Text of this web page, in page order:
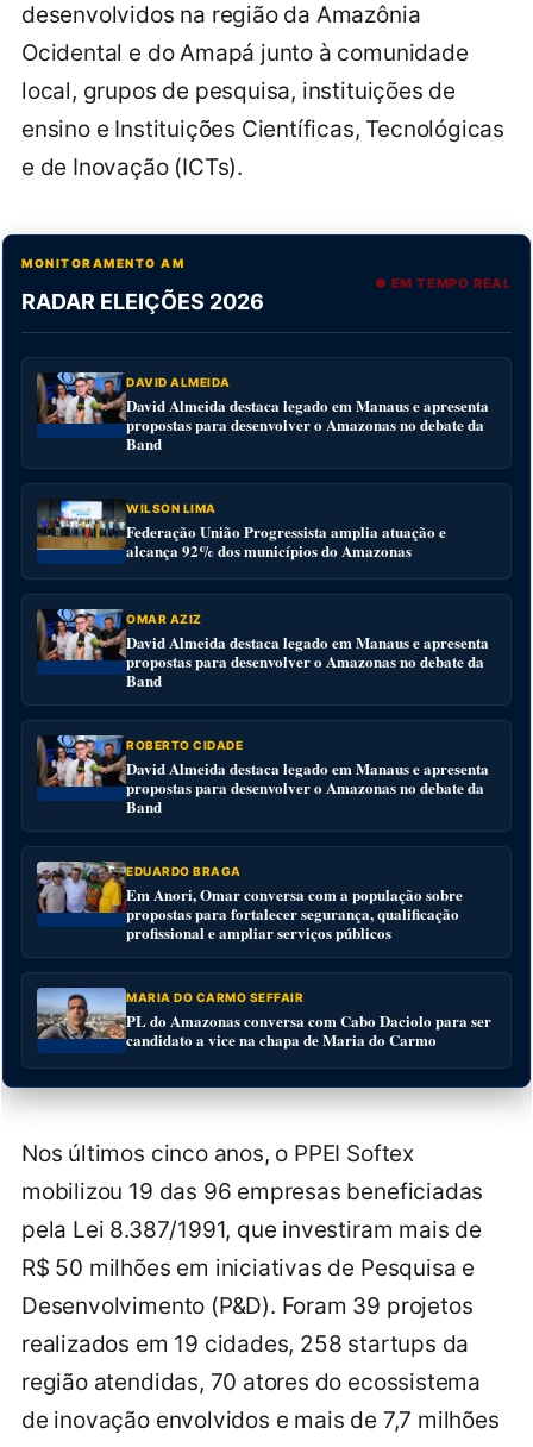
desenvolvidos na região da Amazônia
Ocidental e do Amapá junto à comunidade
local, grupos de pesquisa, instituições de
ensino e Instituições Científicas, Tecnológicas
e de Inovação (ICTs).
MONITORAMENTO AM
RADAR ELEIÇÕES 2026
● EM TEMPO REAL
DAVID ALMEIDA
David Almeida destaca legado em Manaus e apresenta
propostas para desenvolver o Amazonas no debate da
Band
WILSON LIMA
Federação União Progressista amplia atuação e
alcança 92% dos municípios do Amazonas
OMAR AZIZ
David Almeida destaca legado em Manaus e apresenta
propostas para desenvolver o Amazonas no debate da
Band
ROBERTO CIDADE
David Almeida destaca legado em Manaus e apresenta
propostas para desenvolver o Amazonas no debate da
Band
EDUARDO BRAGA
Em Anori, Omar conversa com a população sobre
propostas para fortalecer segurança, qualificação
profissional e ampliar serviços públicos
MARIA DO CARMO SEFFAIR
PL do Amazonas conversa com Cabo Daciolo para ser
candidato a vice na chapa de Maria do Carmo
Nos últimos cinco anos, o PPEI Softex
mobilizou 19 das 96 empresas beneficiadas
pela Lei 8.387/1991, que investiram mais de
R$ 50 milhões em iniciativas de Pesquisa e
Desenvolvimento (P&D). Foram 39 projetos
realizados em 19 cidades, 258 startups da
região atendidas, 70 atores do ecossistema
de inovação envolvidos e mais de 7,7 milhões